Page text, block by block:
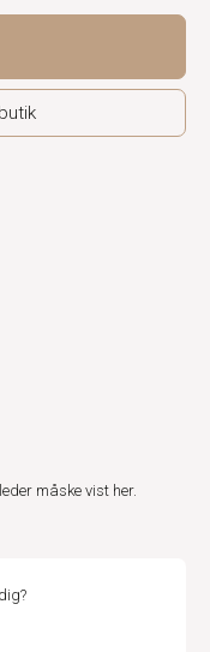
måske vist her.